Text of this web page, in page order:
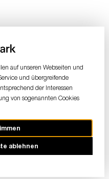
auf unseren Webseiten und
und übergreifende
der Interessen
von sogenannten Cookies
ablehnen